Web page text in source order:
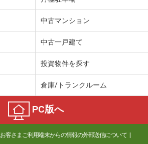
中古マンション
中古一戸建て
投資物件を探す
倉庫/トランクルーム
PC版へ
お客さまご利用端末からの情報の外部送信について